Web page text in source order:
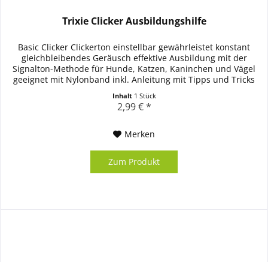
Trixie Clicker Ausbildungshilfe
Basic Clicker Clickerton einstellbar gewährleistet konstant
gleichbleibendes Geräusch effektive Ausbildung mit der
Signalton-Methode für Hunde, Katzen, Kaninchen und Vägel
geeignet mit Nylonband inkl. Anleitung mit Tipps und Tricks
Inhalt 1 Stück
2,99 € *
Merken
Zum Produkt